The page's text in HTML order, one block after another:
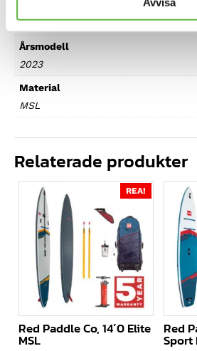
18,1 kg
Årsmodell
2023
Material
MSL
Relaterade produkter
REA!
Red Paddle Co, 14´0 Elite
MSL
Red
Sport